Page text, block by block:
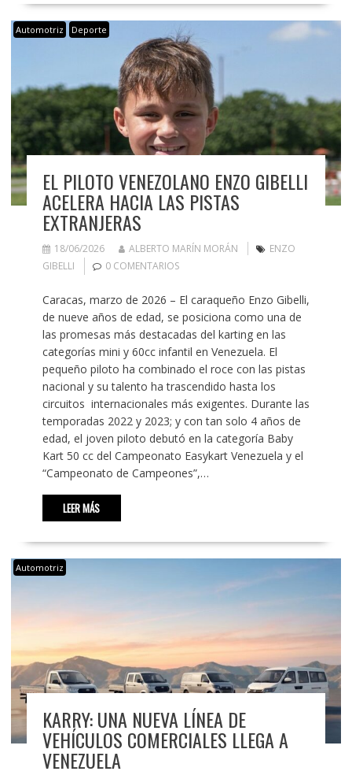
Automotriz Deporte
EL PILOTO VENEZOLANO ENZO GIBELLI
ACELERA HACIA LAS PISTAS
EXTRANJERAS
18/06/2026 ALBERTO MARÍN MORÁN
ENZO
GIBELLI
0 COMENTARIOS
Caracas, marzo de 2026 – El caraqueño Enzo Gibelli,
de nueve años de edad, se posiciona como una de
las promesas más destacadas del karting en las
categorías mini y 60cc infantil en Venezuela. El
pequeño piloto ha combinado el roce con las pistas
nacional y su talento ha trascendido hasta los
circuitos internacionales más exigentes. Durante las
temporadas 2022 y 2023; y con tan solo 4 años de
edad, el joven piloto debutó en la categoría Baby
Kart 50 cc del Campeonato Easykart Venezuela y el
“Campeonato de Campeones”,…
LEER MÁS
Automotriz
KARRY: UNA NUEVA LÍNEA DE
VEHÍCULOS COMERCIALES LLEGA A
VENEZUELA